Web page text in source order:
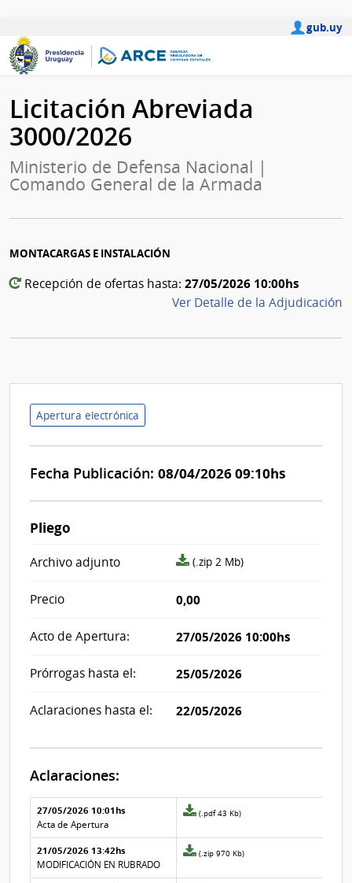
gub.uy
Licitación Abreviada
3000/2026
Ministerio de Defensa Nacional |
Comando General de la Armada
MONTACARGAS E INSTALACIÓN
Recepción de ofertas hasta: 27/05/2026 10:00hs
Ver Detalle de la Adjudicación
Apertura electrónica
Fecha Publicación: 08/04/2026 09:10hs
Pliego
Archivo adjunto
archivo
(.zip 2 Mb)
Precio 0,00
Acto de Apertura: 27/05/2026 10:00hs
Prórrogas hasta el: 25/05/2026
Aclaraciones hasta el: 22/05/2026
Aclaraciones:
Aclaraciones del llamado
Fecha y
texto de
la
aclaración
Archivo
de la
aclaración
27/05/2026 10:01hs
Acta de Apertura
Archivo
de
la
Nº
(.pdf 43 Kb)
21/05/2026 13:42hs
MODIFICACIÓN EN RUBRADO
Archivo
de
(.zip 970 Kb)